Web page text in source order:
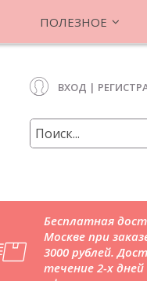
ПОЛЕЗНОЕ
ВХОД |
Бесплатная
Москве при
3000 рублей.
течение 2-х